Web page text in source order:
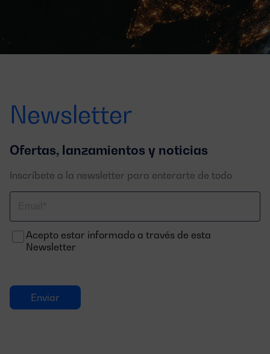
Newsletter
Ofertas, lanzamientos y noticias
Inscríbete a la newsletter para enterarte de todo
electrónico
Acepto estar informado a través de esta
Newsletter